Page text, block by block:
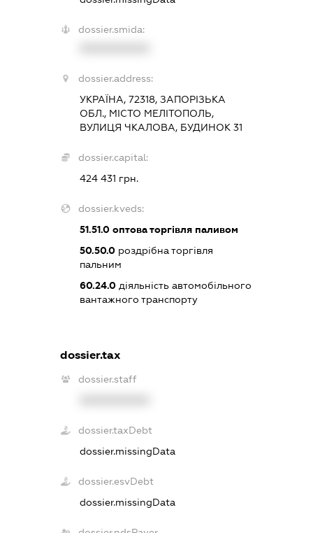
dossier.smida:
dossier.address:
УКРАЇНА, 72318, ЗАПОРІЗЬКА
ОБЛ., МІСТО МЕЛІТОПОЛЬ,
ВУЛИЦЯ ЧКАЛОВА, БУДИНОК 31
dossier.capital:
424 431 грн.
dossier.kveds:
51.51.0оптова торгівля паливом
50.50.0роздрібна торгівля
пальним
60.24.0діяльність автомобільного
вантажного транспорту
dossier.tax
dossier.staff
dossier.taxDebt
dossier.missingData
dossier.esvDebt
dossier.missingData